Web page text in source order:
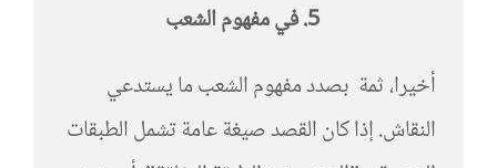
5. في مفهوم الشعب
أخيرا، ثمة بصدد مفهوم الشعب ما يستدعي
النقاش. إذا كان القصد صيغة عامة تشمل الطبقات